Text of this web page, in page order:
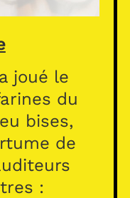
joué le
du
bises,
de
: